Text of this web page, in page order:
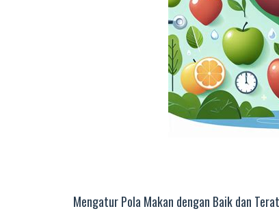
Mengatur Pola Makan dengan Baik dan